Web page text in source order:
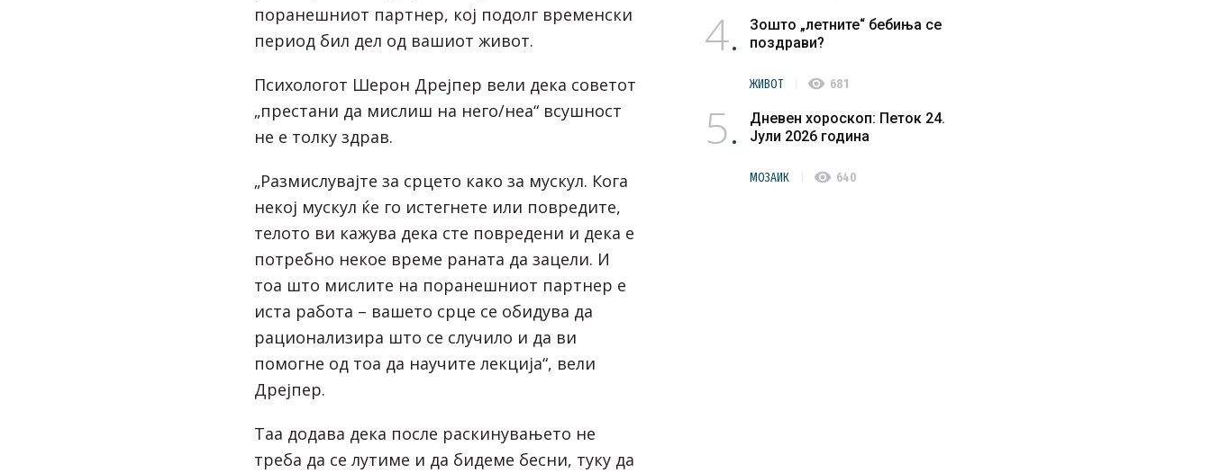
поранешниот партнер, кој подолг временски
период бил дел од вашиот живот.
Психологот Шерон Дрејпер вели дека советот
„престани да мислиш на него/неа“ всушност
не е толку здрав.
„Размислувајте за срцето како за мускул. Кога
некој мускул ќе го истегнете или повредите,
телото ви кажува дека сте повредени и дека е
потребно некое време раната да зацели. И
тоа што мислите на поранешниот партнер е
иста работа – вашето срце се обидува да
рационализира што се случило и да ви
помогне од тоа да научите лекција“, вели
Дрејпер.
Таа додава дека после раскинувањето не
треба да се лутиме и да бидеме бесни, туку да
4
Зошто „летните“ бебиња се
поздрави?
ЖИВОТ visibility 681
5
Дневен хороскоп: Петок 24.
Јули 2026 година
МОЗАИК visibility 640